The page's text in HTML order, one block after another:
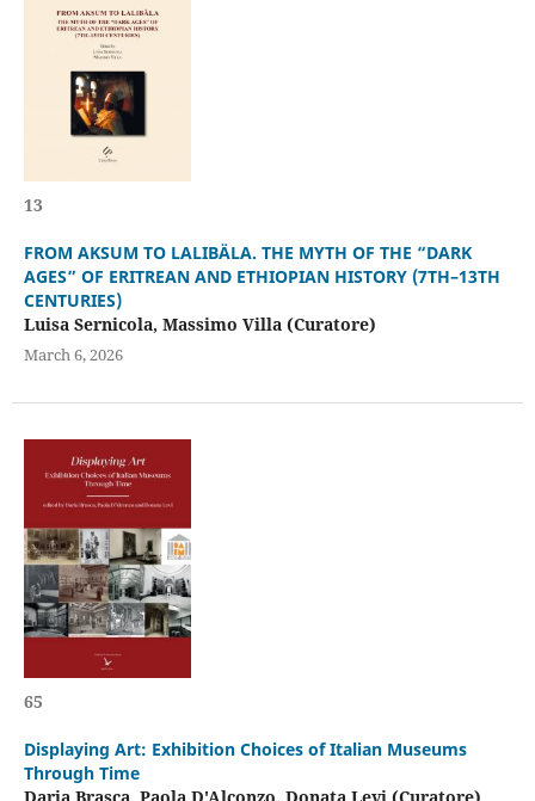
13
FROM AKSUM TO LALIBÄLA. THE MYTH OF THE “DARK
AGES” OF ERITREAN AND ETHIOPIAN HISTORY (7TH–13TH
CENTURIES)
Luisa Sernicola, Massimo Villa (Curatore)
March 6, 2026
65
Displaying Art: Exhibition Choices of Italian Museums
Through Time
Daria Brasca, Paola D'Alconzo, Donata Levi (Curatore)